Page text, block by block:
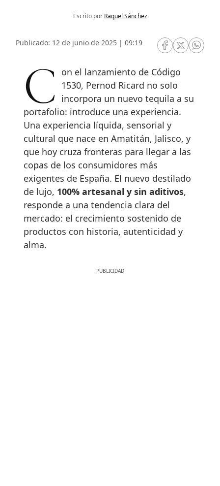
Escrito por Raquel Sánchez
Publicado: 12 de junio de 2025 | 09:19
RRSS Facebook
RRSSRRSS
Con el lanzamiento de Código
1530, Pernod Ricard no solo
incorpora un nuevo tequila a su
portafolio: introduce una experiencia.
Una experiencia líquida, sensorial y
cultural que nace en Amatitán, Jalisco, y
que hoy cruza fronteras para llegar a las
copas de los consumidores más
exigentes de España. El nuevo destilado
de lujo, 100% artesanal y sin aditivos,
responde a una tendencia clara del
mercado: el crecimiento sostenido de
productos con historia, autenticidad y
alma.